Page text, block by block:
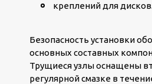
креплений для дисков.
Безопасность установки
основных составных
Трущиеся узлы оснащены
регулярной смазке в